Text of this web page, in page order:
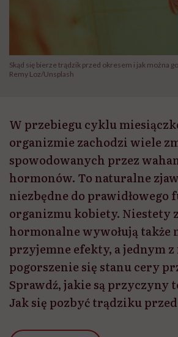
Skąd się bierze trądzik przed okresem i jak można
Remy Loz/Unsplash
W przebiegu cyklu
organizmie zachodzi wiele
spowodowanych przez
hormonów. To naturalne
niezbędne do prawidłowego
organizmu kobiety. Niestety
hormonalne wywołują także
przyjemne efekty, a jednym
pogorszenie się stanu cery
Sprawdź, jakie są przyczyny
Jak się pozbyć trądziku